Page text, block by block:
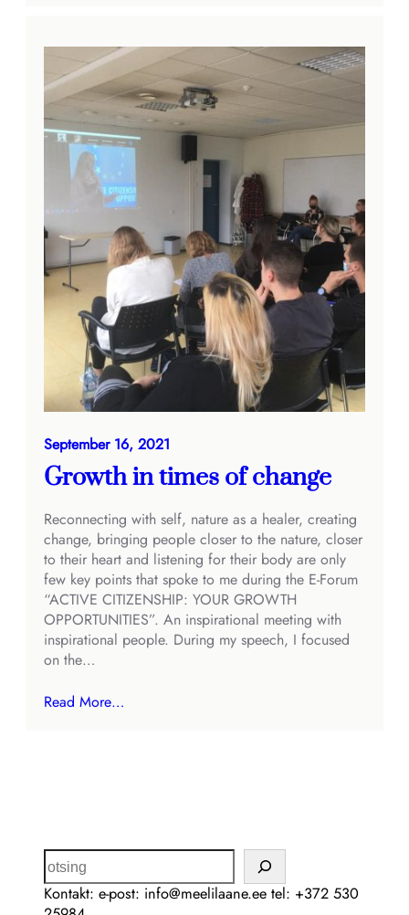
September 16, 2021
Growth in times of change
Reconnecting with self, nature as a healer, creating
change, bringing people closer to the nature, closer
to their heart and listening for their body are only
few key points that spoke to me during the E-Forum
“ACTIVE CITIZENSHIP: YOUR GROWTH
OPPORTUNITIES”. An inspirational meeting with
inspirational people. During my speech, I focused
on the…
Read More…
Kontakt: e-post: info@meelilaane.ee tel: +372 530